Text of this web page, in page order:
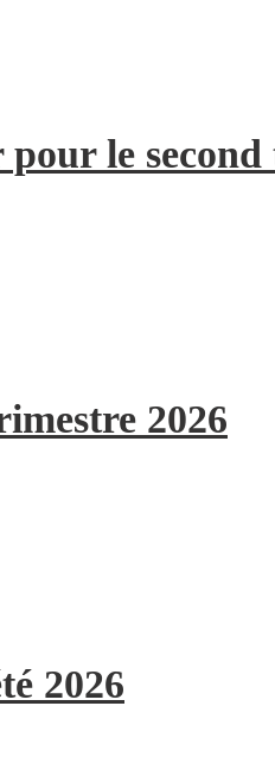
le second
2026
2026